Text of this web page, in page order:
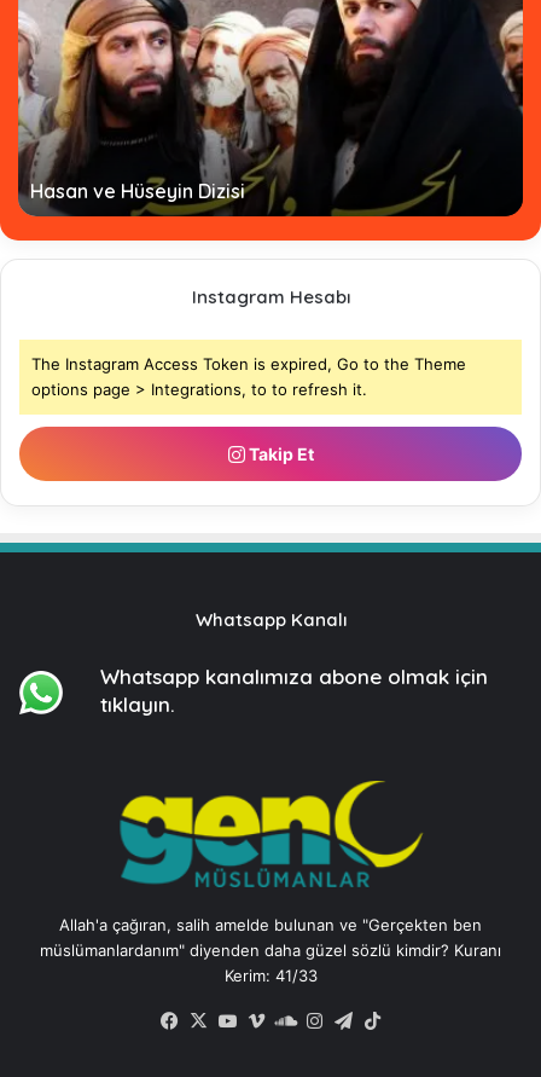
Hasan ve Hüseyin Dizisi
Instagram Hesabı
The Instagram Access Token is expired, Go to the Theme
options page > Integrations, to to refresh it.
Takip Et
Whatsapp Kanalı
Whatsapp kanalımıza abone olmak için
tıklayın.
Allah'a çağıran, salih amelde bulunan ve "Gerçekten ben
müslümanlardanım" diyenden daha güzel sözlü kimdir? Kuranı
Kerim: 41/33
Facebook
X YouTube
VimeoSoundCloud
Instagram
Telegram